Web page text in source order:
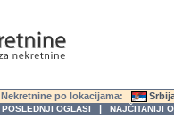
Nekretnine po lokacijama:
POSLEDNJI OGLASI | NAJČITANIJI